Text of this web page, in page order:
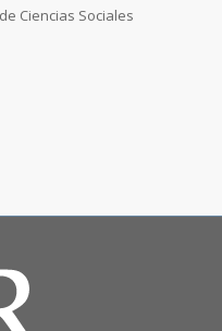
Ciencias Sociales